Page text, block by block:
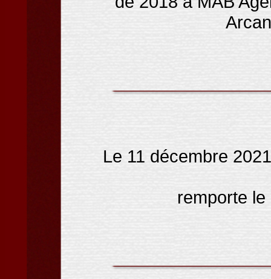
Le 11 décembre
remporte